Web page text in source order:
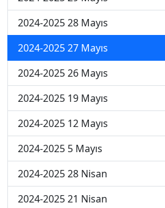
2024-2025 28 Mayıs
2024-2025 27 Mayıs
2024-2025 26 Mayıs
2024-2025 19 Mayıs
2024-2025 12 Mayıs
2024-2025 5 Mayıs
2024-2025 28 Nisan
2024-2025 21 Nisan